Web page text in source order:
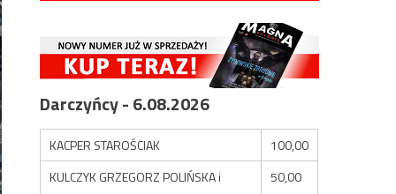
Darczyńcy - 6.08.2026
KACPER STAROŚCIAK
100,00
KULCZYK GRZEGORZ POLIŃSKA i
50,00